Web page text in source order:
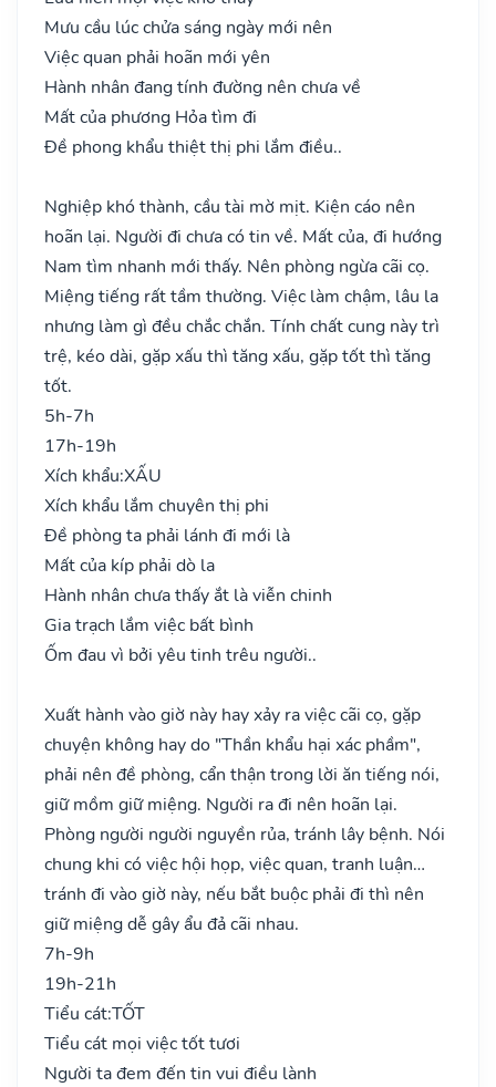
Mưu cầu lúc chửa sáng ngày mới nên
Việc quan phải hoãn mới yên
Hành nhân đang tính đường nên chưa về
Mất của phương Hỏa tìm đi
Đề phong khẩu thiệt thị phi lắm điều..
Nghiệp khó thành, cầu tài mờ mịt. Kiện cáo nên
hoãn lại. Người đi chưa có tin về. Mất của, đi hướng
Nam tìm nhanh mới thấy. Nên phòng ngừa cãi cọ.
Miệng tiếng rất tầm thường. Việc làm chậm, lâu la
nhưng làm gì đều chắc chắn. Tính chất cung này trì
trệ, kéo dài, gặp xấu thì tăng xấu, gặp tốt thì tăng
tốt.
5h-7h
17h-19h
Xích khẩu:XẤU
Xích khẩu lắm chuyên thị phi
Đề phòng ta phải lánh đi mới là
Mất của kíp phải dò la
Hành nhân chưa thấy ắt là viễn chinh
Gia trạch lắm việc bất bình
Ốm đau vì bởi yêu tinh trêu người..
Xuất hành vào giờ này hay xảy ra việc cãi cọ, gặp
chuyện không hay do "Thần khẩu hại xác phầm",
phải nên đề phòng, cẩn thận trong lời ăn tiếng nói,
giữ mồm giữ miệng. Người ra đi nên hoãn lại.
Phòng người người nguyền rủa, tránh lây bệnh. Nói
chung khi có việc hội họp, việc quan, tranh luận…
tránh đi vào giờ này, nếu bắt buộc phải đi thì nên
giữ miệng dễ gây ẩu đả cãi nhau.
7h-9h
19h-21h
Tiểu cát:TỐT
Tiểu cát mọi việc tốt tươi
Người ta đem đến tin vui điều lành